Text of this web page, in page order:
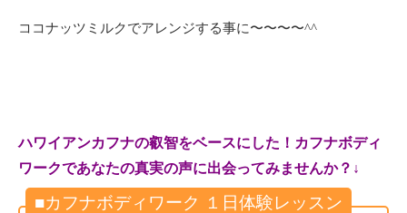
ココナッツミルクでアレンジする事に〜〜〜〜^^
ハワイアンカフナの叡智をベースにした！カフナボディ
ワークであなたの真実の声に出会ってみませんか？↓
■カフナボディワーク １日体験レッスン